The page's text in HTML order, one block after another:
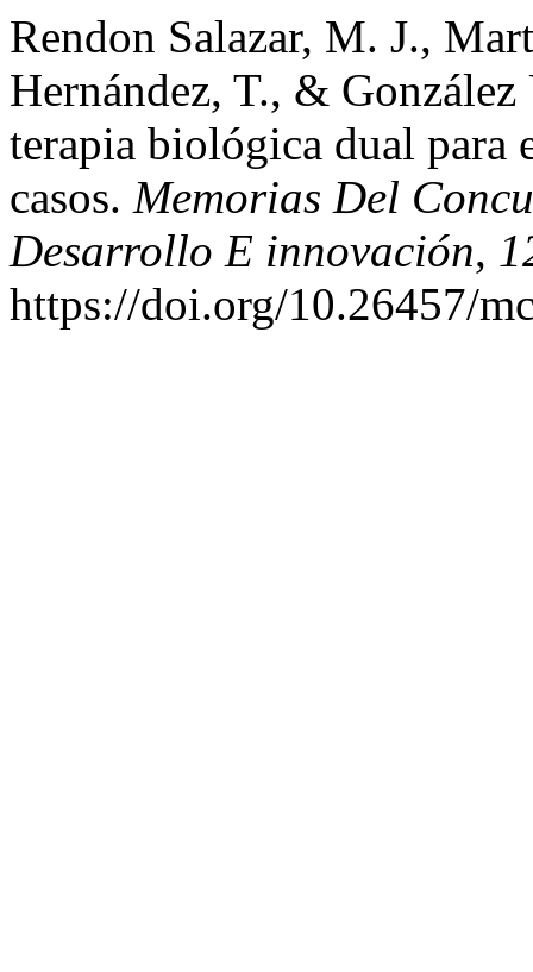
Rendon Salazar, M. J.,
Hernández, T., &
terapia biológica dual para
casos. Memorias Del
Desarrollo E innovación,
https://doi.org/10.26457/